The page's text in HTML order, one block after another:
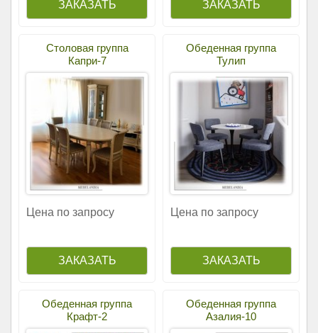
Столовая группа
Капри-7
Цена по запросу
Обеденная группа
Тулип
Цена по запросу
Обеденная группа
Крафт-2
Обеденная группа
Азалия-10